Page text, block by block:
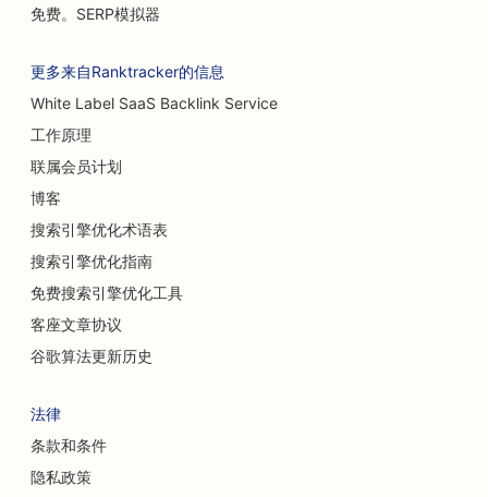
书店搜索引擎优化
洗车店搜索引擎优化
地毯和地板店搜索引擎优化
猫咪咖啡馆的搜索引擎优化
脊医的搜索引擎优化
清洁服务搜索引擎优化
颅面外科医生的搜索引擎优化
为咨询公司提供搜索引擎优化
免费。SERP模拟器
更多来自Ranktracker的信息
White Label SaaS Backlink Service
工作原理
联属会员计划
博客
搜索引擎优化术语表
搜索引擎优化指南
免费搜索引擎优化工具
客座文章协议
谷歌算法更新历史
法律
条款和条件
隐私政策